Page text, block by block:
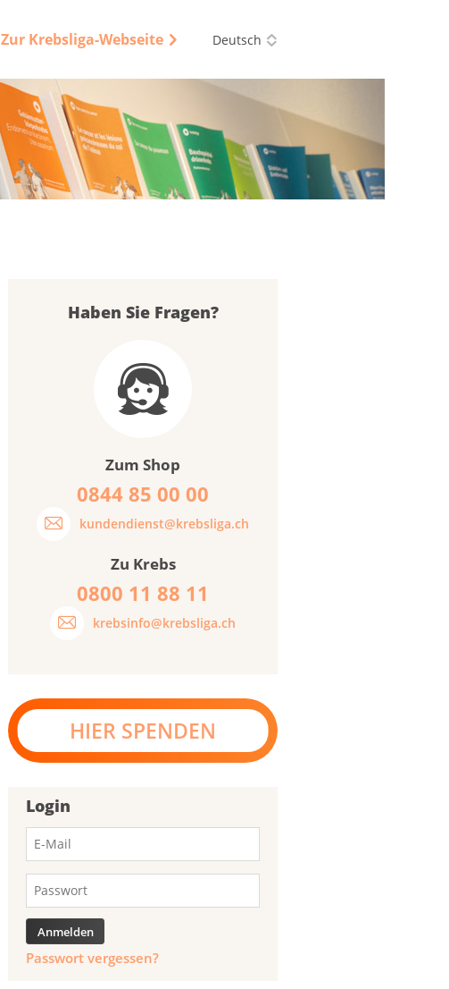
Zur Krebsliga-Webseite Deutsch
Haben Sie Fragen?
Zum Shop
0844 85 00 00
kundendienst@krebsliga.ch
Zu Krebs
0800 11 88 11
krebsinfo@krebsliga.ch
HIER SPENDEN
Login
Passwort vergessen?